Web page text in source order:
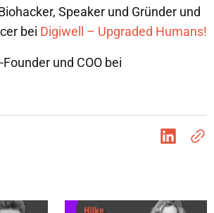
Speaker und Gründer und
bei Digiwell – Upgraded Humans!
Founder und COO bei